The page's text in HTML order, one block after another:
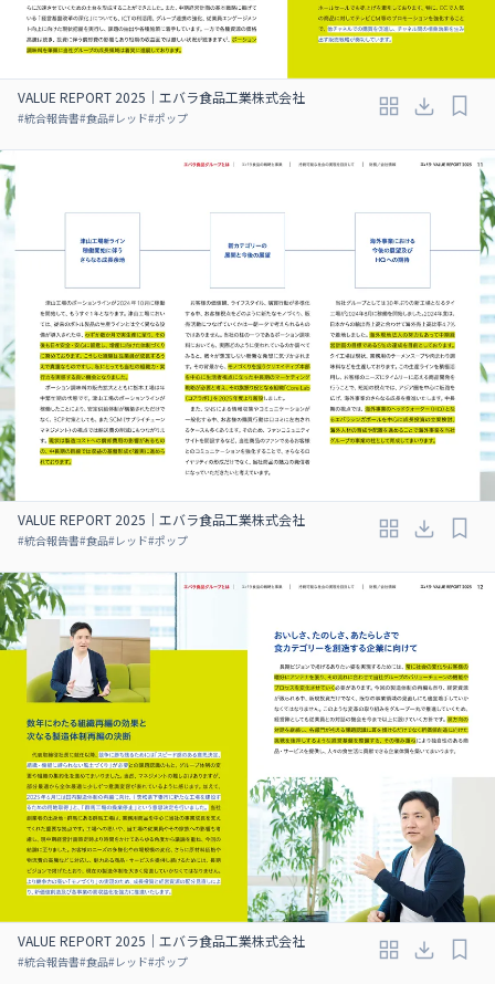
VALUE REPORT 2025｜エバラ食品工業株式会社
#統合報告書#食品#レッド#ポップ
VALUE REPORT 2025｜エバラ食品工業株式会社
#統合報告書#食品#レッド#ポップ
VALUE REPORT 2025｜エバラ食品工業株式会社
#統合報告書#食品#レッド#ポップ